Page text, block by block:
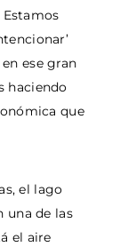
ese gran
haciendo
que
el lago
una de las
el aire